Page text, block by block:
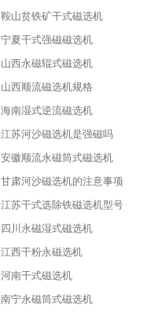
鞍山贫铁矿干式磁选机
宁夏干式强磁磁选机
山西永磁辊式磁选机
山西顺流磁选机规格
海南湿式逆流磁选机
江苏河沙磁选机是强磁吗
安徽顺流永磁筒式磁选机
甘肃河沙磁选机的注意事项
江苏干式选除铁磁选机型号
四川永磁湿式磁选机
江西干粉永磁选机
河南干式磁选机
南宁永磁筒式磁选机